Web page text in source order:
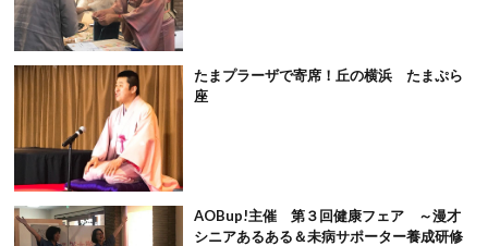
たまプラーザで寄席！丘の横浜 たまぷら
座
AOBup!主催 第３回健康フェア ～漫才
シニアあるある＆未病サポーター養成研修